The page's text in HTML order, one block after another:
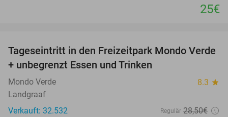
25€
25%
Tageseintritt in den Freizeitpark Mondo Verde
+ unbegrenzt Essen und Trinken
Mondo Verde 8.3 star
Landgraaf
Verkauft: 32.532
Regulär 28,50€